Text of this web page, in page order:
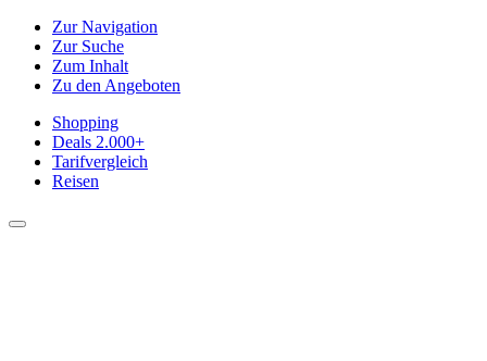
Zur Navigation
Zur Suche
Zum Inhalt
Zu den Angeboten
Shopping
Deals 2.000+
Tarifvergleich
Reisen